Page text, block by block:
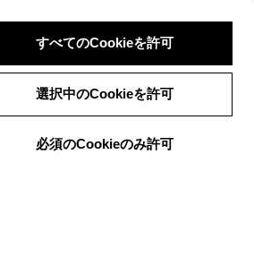
すべてのCookieを許可
選択中のCookieを許可
必須のCookieのみ許可
ログイン 検索 メニュー
ご購入相談